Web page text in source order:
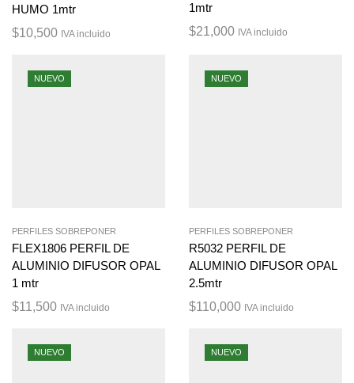
HUMO 1mtr
$10,500 IVA incluido
1mtr
$21,000 IVA incluido
NUEVO
PERFILES SOBREPONER
FLEX1806 PERFIL DE
ALUMINIO DIFUSOR OPAL
1 mtr
$11,500 IVA incluido
NUEVO
PERFILES SOBREPONER
R5032 PERFIL DE
ALUMINIO DIFUSOR OPAL
2.5mtr
$110,000 IVA incluido
NUEVO NUEVO